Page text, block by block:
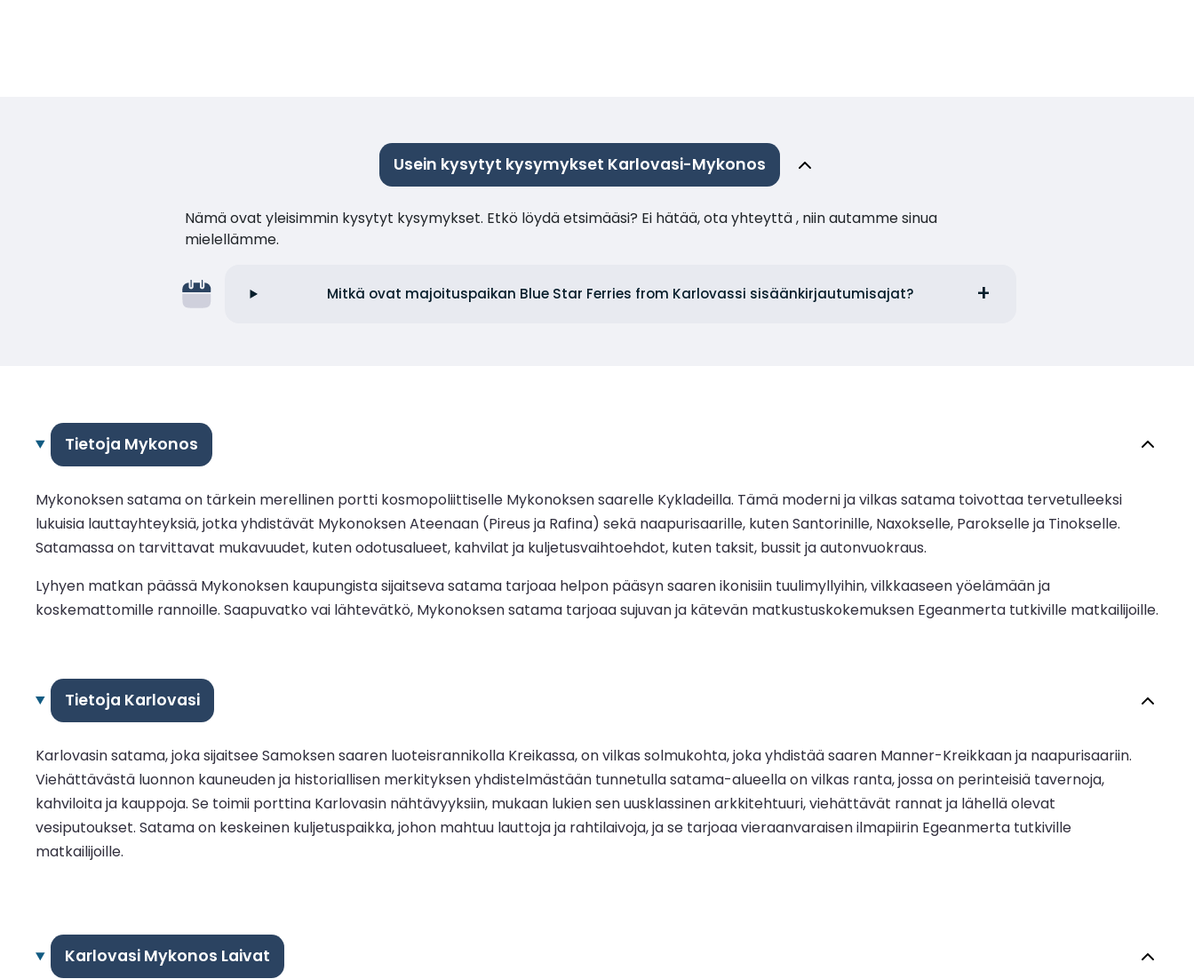
Usein kysytyt kysymykset Karlovasi-Mykonos
Nämä ovat yleisimmin kysytyt kysymykset. Etkö löydä etsimääsi? Ei hätää, ota yhteyttä , niin autamme sinua
mielellämme.
Mitkä ovat majoituspaikan Blue Star Ferries from Karlovassi sisäänkirjautumisajat?
Tietoja Mykonos
Mykonoksen satama on tärkein merellinen portti kosmopoliittiselle Mykonoksen saarelle Kykladeilla. Tämä moderni ja vilkas satama toivottaa tervetulleeksi
lukuisia lauttayhteyksiä, jotka yhdistävät Mykonoksen Ateenaan (Pireus ja Rafina) sekä naapurisaarille, kuten Santorinille, Naxokselle, Parokselle ja Tinokselle.
Satamassa on tarvittavat mukavuudet, kuten odotusalueet, kahvilat ja kuljetusvaihtoehdot, kuten taksit, bussit ja autonvuokraus.
Lyhyen matkan päässä Mykonoksen kaupungista sijaitseva satama tarjoaa helpon pääsyn saaren ikonisiin tuulimyllyihin, vilkkaaseen yöelämään ja
koskemattomille rannoille. Saapuvatko vai lähtevätkö, Mykonoksen satama tarjoaa sujuvan ja kätevän matkustuskokemuksen Egeanmerta tutkiville matkailijoille.
Tietoja Karlovasi
Karlovasin satama, joka sijaitsee Samoksen saaren luoteisrannikolla Kreikassa, on vilkas solmukohta, joka yhdistää saaren Manner-Kreikkaan ja naapurisaariin.
Viehättävästä luonnon kauneuden ja historiallisen merkityksen yhdistelmästään tunnetulla satama-alueella on vilkas ranta, jossa on perinteisiä tavernoja,
kahviloita ja kauppoja. Se toimii porttina Karlovasin nähtävyyksiin, mukaan lukien sen uusklassinen arkkitehtuuri, viehättävät rannat ja lähellä olevat
vesiputoukset. Satama on keskeinen kuljetuspaikka, johon mahtuu lauttoja ja rahtilaivoja, ja se tarjoaa vieraanvaraisen ilmapiirin Egeanmerta tutkiville
matkailijoille.
Karlovasi Mykonos Laivat